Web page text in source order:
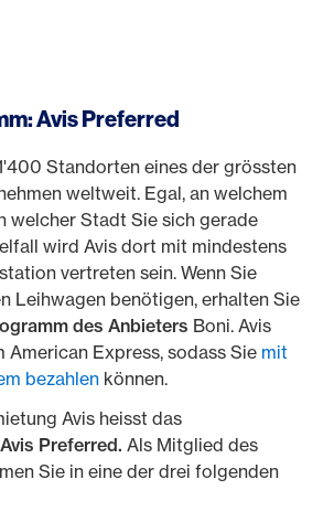
Avis Preferred
Standorten eines der grössten
weltweit. Egal, an welchem
welcher Stadt Sie sich gerade
wird Avis dort mit mindestens
vertreten sein. Wenn Sie
Leihwagen benötigen, erhalten Sie
des Anbieters Boni. Avis
American Express, sodass Sie mit
bezahlen können.
Avis heisst das
Avis Preferred. Als Mitglied des
Sie in eine der drei folgenden